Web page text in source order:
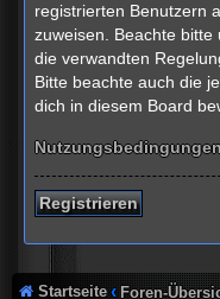
registrierten Benutzern
zuweisen. Beachte
die verwandten
Bitte beachte auch die
dich in diesem Board
Registrieren
Startseite Foren-